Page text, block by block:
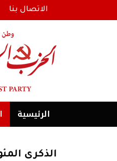
الاتصال بنا
الرئیسية
الذكرى